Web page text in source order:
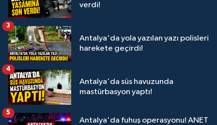
verdi!
Antalya'da yola yazılan yazı polisleri
harekete geçirdi!
3
Antalya'da süs havuzunda
mastürbasyon yaptı!
4
Antalya'da fuhuş operasyonu! ANET
5